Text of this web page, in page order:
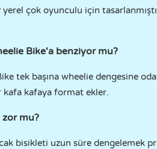
çok oyunculu için
Bike'a benziyor mu?
tek başına wheelie dengesine
kafaya format ekler.
mu?
bisikleti uzun süre dengelemek